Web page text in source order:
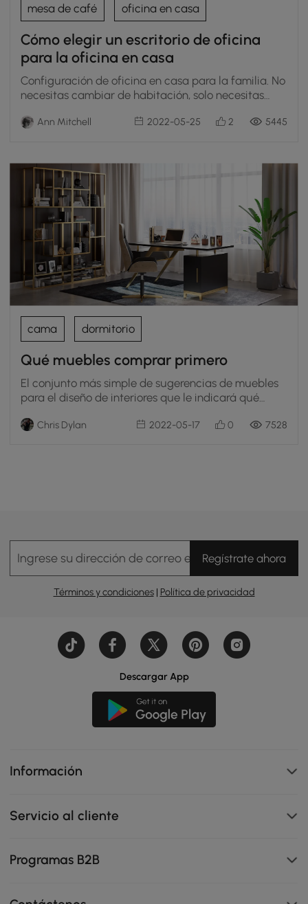
mesa de café oficina en casa
Cómo elegir un escritorio de oficina
para la oficina en casa
Configuración de oficina en casa para la familia. No
necesitas cambiar de habitación, solo necesitas
Ann Mitchell 2022-05-25 2 5445
cama dormitorio
Qué muebles comprar primero
El conjunto más simple de sugerencias de muebles
para el diseño de interiores que le indicará qué
Chris Dylan 2022-05-17 0 7528
Ingrese su dirección de correo electrónicoRegístrate ahora
Términos y condiciones| Política de privacidad
Descargar App
Información
Servicio al cliente
Programas B2B